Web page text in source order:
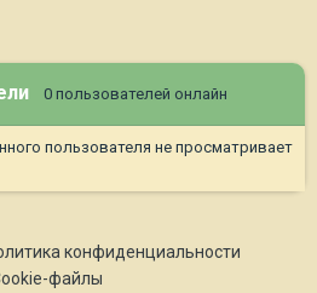
0 пользователей онлайн
пользователя не просматривает
конфиденциальности
файлы